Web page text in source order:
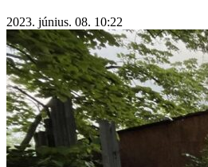
2023. június. 08. 10:22